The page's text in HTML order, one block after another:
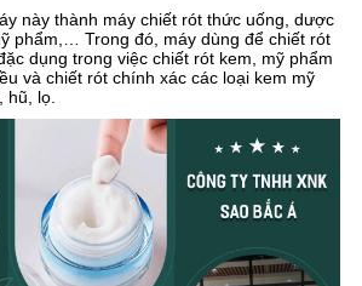
này thành máy chiết rót thức uống, dược
phẩm,… Trong đó, máy dùng để chiết rót
dụng trong việc chiết rót kem, mỹ phẩm
và chiết rót chính xác các loại kem mỹ
hũ, lọ.